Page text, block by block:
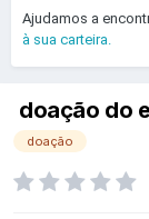
Ajudamos a
à sua carteira.
doação do
doação